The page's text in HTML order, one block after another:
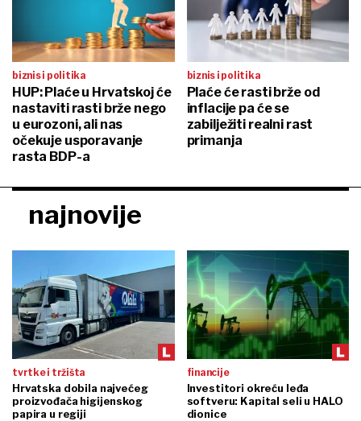
biznis i politika
HUP: Plaće u Hrvatskoj će
nastaviti rasti brže nego
u eurozoni, ali nas
očekuje usporavanje
rasta BDP-a
biznis i politika
Plaće će rasti brže od
inflacije pa će se
zabilježiti realni rast
primanja
najnovije
tvrtke i tržišta
Hrvatska dobila najvećeg
proizvođača higijenskog
papira u regiji
financije
Investitori okreću leđa
softveru: Kapital seli u HALO
dionice